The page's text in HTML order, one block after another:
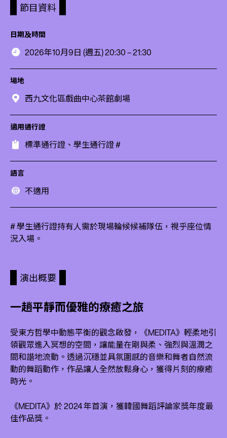
節目資料
日期及時間
2026年10月9日 (週五) 20:30 – 21:30
場地
西九文化區戲曲中心茶館劇場
適用通行證
標準通行證、學生通行證 #
語言
不適用
# 學生通行證持有人需於現場輪候候補隊伍，視乎座位情
況入場。
演出概要
一趟平靜而優雅的療癒之旅
受東方哲學中動態平衡的觀念啟發，《MEDITA》輕柔地引
領觀眾進入冥想的空間，讓能量在剛與柔、強烈與溫潤之
間和諧地流動。透過沉穩並具氛圍感的音樂和舞者自然流
動的舞蹈動作，作品讓人全然放鬆身心，獲得片刻的療癒
時光。
《MEDITA》於 2024 年首演，獲韓國舞蹈評論家獎年度最
佳作品獎。